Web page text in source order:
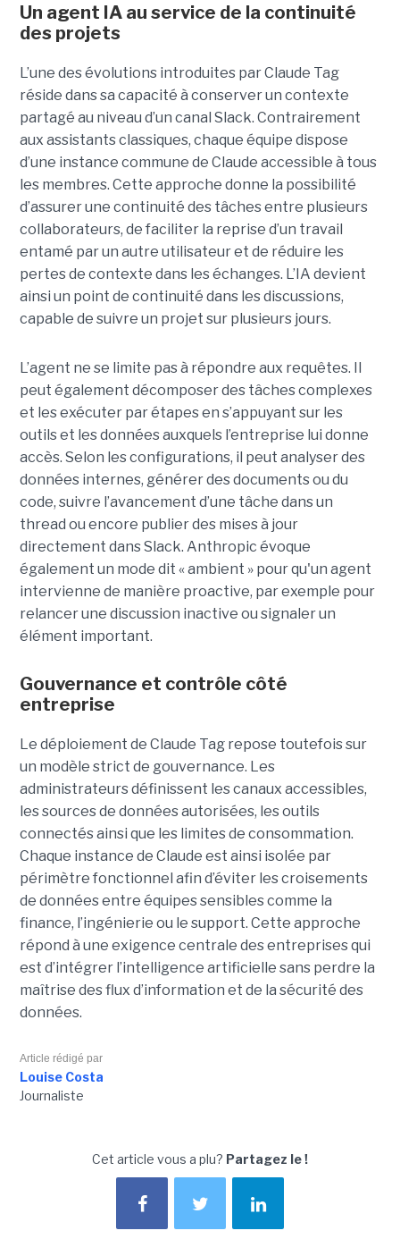
Un agent IA au service de la continuité
des projets
L’une des évolutions introduites par Claude Tag
réside dans sa capacité à conserver un contexte
partagé au niveau d’un canal Slack. Contrairement
aux assistants classiques, chaque équipe dispose
d’une instance commune de Claude accessible à tous
les membres. Cette approche donne la possibilité
d’assurer une continuité des tâches entre plusieurs
collaborateurs, de faciliter la reprise d’un travail
entamé par un autre utilisateur et de réduire les
pertes de contexte dans les échanges. L’IA devient
ainsi un point de continuité dans les discussions,
capable de suivre un projet sur plusieurs jours.
L’agent ne se limite pas à répondre aux requêtes. Il
peut également décomposer des tâches complexes
et les exécuter par étapes en s’appuyant sur les
outils et les données auxquels l’entreprise lui donne
accès. Selon les configurations, il peut analyser des
données internes, générer des documents ou du
code, suivre l’avancement d’une tâche dans un
thread ou encore publier des mises à jour
directement dans Slack. Anthropic évoque
également un mode dit « ambient » pour qu'un agent
intervienne de manière proactive, par exemple pour
relancer une discussion inactive ou signaler un
élément important.
Gouvernance et contrôle côté
entreprise
Le déploiement de Claude Tag repose toutefois sur
un modèle strict de gouvernance. Les
administrateurs définissent les canaux accessibles,
les sources de données autorisées, les outils
connectés ainsi que les limites de consommation.
Chaque instance de Claude est ainsi isolée par
périmètre fonctionnel afin d’éviter les croisements
de données entre équipes sensibles comme la
finance, l’ingénierie ou le support. Cette approche
répond à une exigence centrale des entreprises qui
est d’intégrer l’intelligence artificielle sans perdre la
maîtrise des flux d’information et de la sécurité des
données.
Article rédigé par
Louise Costa
Journaliste
Cet article vous a plu? Partagez le !